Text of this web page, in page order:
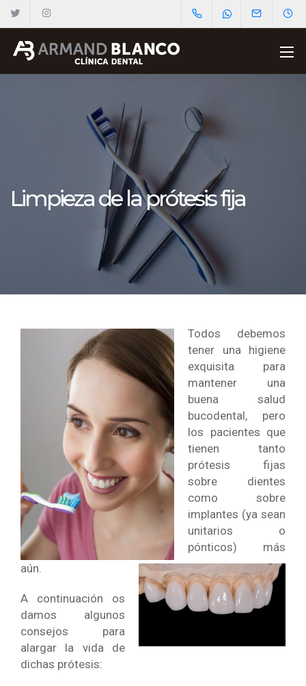
Limpieza de la prótesis fija
Todos debemos
tener una higiene
exquisita para
mantener una
buena salud
bucodental, pero
los pacientes que
tienen tanto
prótesis fijas
sobre dientes
como sobre
implantes (ya sean
unitarios o
pónticos) más
aún.
A continuación os
damos algunos
consejos para
alargar la vida de
dichas prótesis: